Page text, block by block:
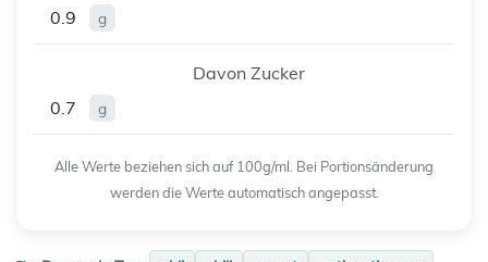
0.9
g
Davon Zucker
0.7
g
Alle Werte beziehen sich auf 100g/ml. Bei Portionsänderung
werden die Werte automatisch angepasst.